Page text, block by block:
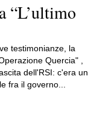
“L’ultimo
testimonianze, la
Quercia" ,
dell'RSI: c'era un
fra il governo...